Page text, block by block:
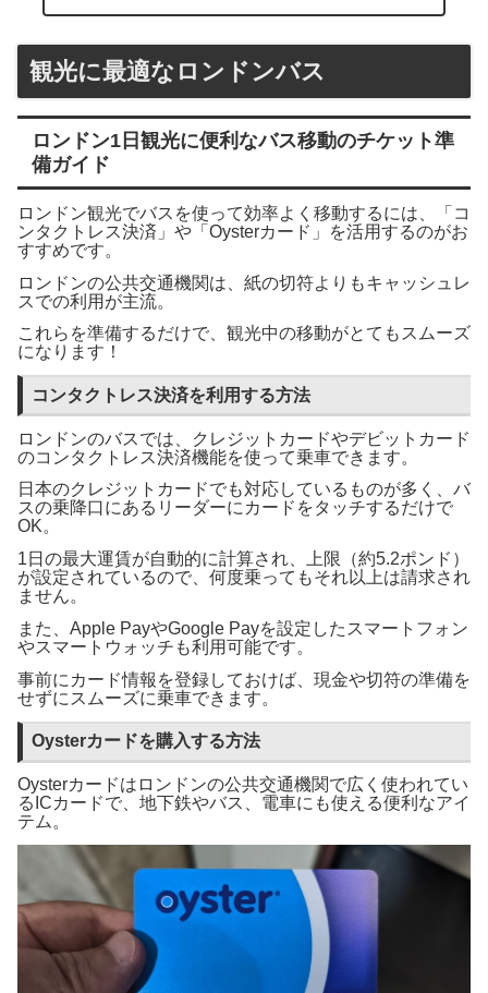
観光に最適なロンドンバス
ロンドン1日観光に便利なバス移動のチケット準
備ガイド
ロンドン観光でバスを使って効率よく移動するには、「コ
ンタクトレス決済」や「Oysterカード」を活用するのがお
すすめです。
ロンドンの公共交通機関は、紙の切符よりもキャッシュレ
スでの利用が主流。
これらを準備するだけで、観光中の移動がとてもスムーズ
になります！
コンタクトレス決済を利用する方法
ロンドンのバスでは、クレジットカードやデビットカード
のコンタクトレス決済機能を使って乗車できます。
日本のクレジットカードでも対応しているものが多く、バ
スの乗降口にあるリーダーにカードをタッチするだけで
OK。
1日の最大運賃が自動的に計算され、上限（約5.2ポンド）
が設定されているので、何度乗ってもそれ以上は請求され
ません。
また、Apple PayやGoogle Payを設定したスマートフォン
やスマートウォッチも利用可能です。
事前にカード情報を登録しておけば、現金や切符の準備を
せずにスムーズに乗車できます。
Oysterカードを購入する方法
Oysterカードはロンドンの公共交通機関で広く使われてい
るICカードで、地下鉄やバス、電車にも使える便利なアイ
テム。